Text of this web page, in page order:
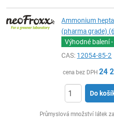
Ammonium
(pharma grade)
Výhodné balení
CAS: 12054-85-2
cena bez DPH 24
Do
Průmyslová množství látek